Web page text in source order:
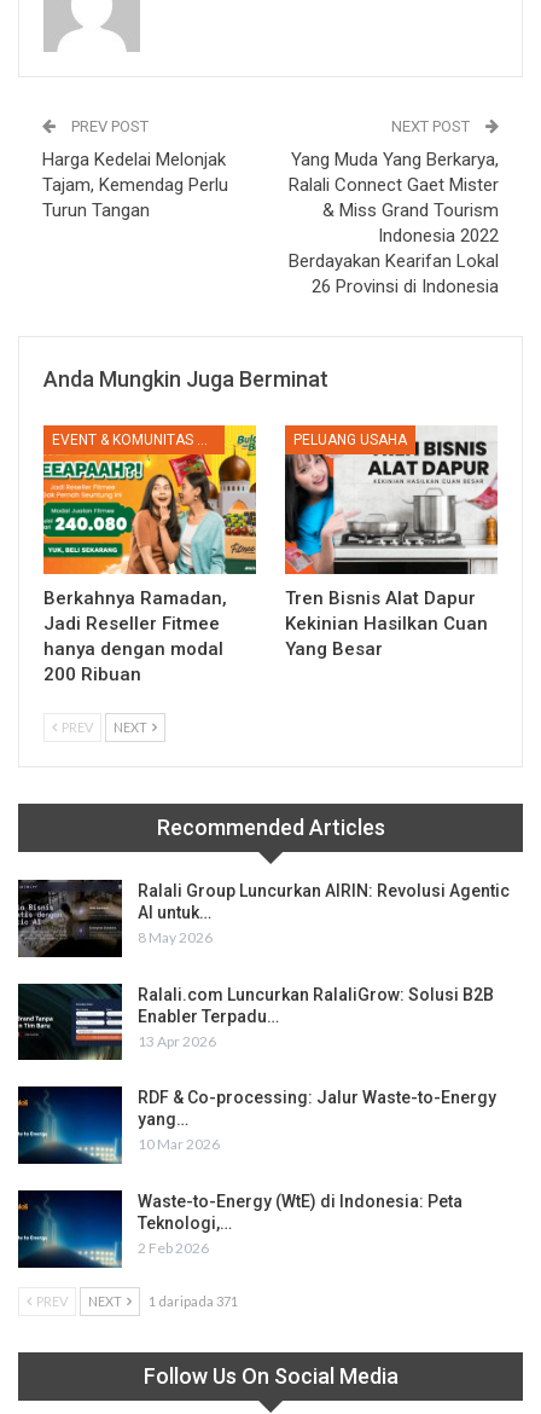
PREV POST
Harga Kedelai Melonjak
Tajam, Kemendag Perlu
Turun Tangan
NEXT POST
Yang Muda Yang Berkarya,
Ralali Connect Gaet Mister
& Miss Grand Tourism
Indonesia 2022
Berdayakan Kearifan Lokal
26 Provinsi di Indonesia
Anda Mungkin Juga Berminat
EVENT & KOMUNITAS RALALI
Berkahnya Ramadan,
Jadi Reseller Fitmee
hanya dengan modal
200 Ribuan
PELUANG USAHA
Tren Bisnis Alat Dapur
Kekinian Hasilkan Cuan
Yang Besar
PREV NEXT
Recommended Articles
Ralali Group Luncurkan AIRIN: Revolusi Agentic
AI untuk…
8 May 2026
Ralali.com Luncurkan RalaliGrow: Solusi B2B
Enabler Terpadu…
13 Apr 2026
RDF & Co-processing: Jalur Waste-to-Energy
yang…
10 Mar 2026
Waste-to-Energy (WtE) di Indonesia: Peta
Teknologi,…
2 Feb 2026
PREV NEXT 1 daripada 371
Follow Us On Social Media